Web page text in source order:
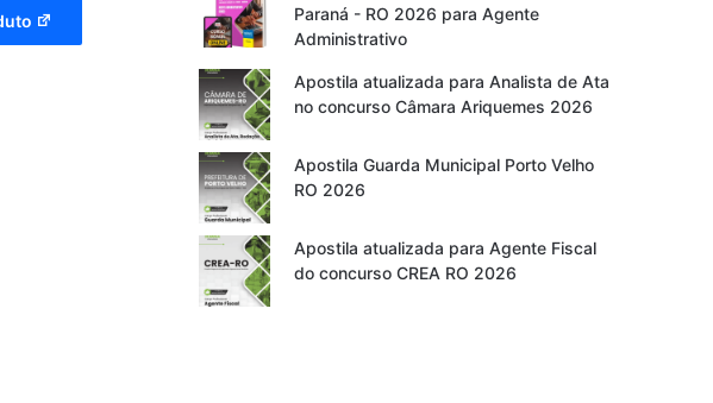
Paraná - RO 2026 para Agente
Administrativo
Apostila atualizada para Analista de Ata
no concurso Câmara Ariquemes 2026
Apostila Guarda Municipal Porto Velho
RO 2026
Apostila atualizada para Agente Fiscal
do concurso CREA RO 2026